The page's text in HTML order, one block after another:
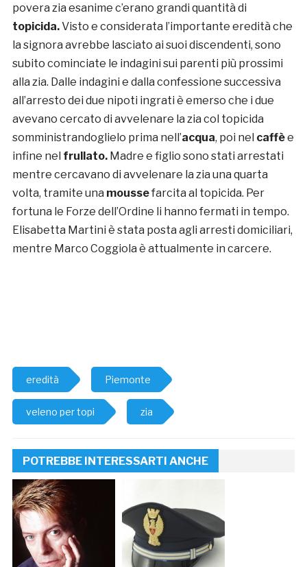
povera zia esanime c’erano grandi quantità di
topicida.Visto e considerata l’importante eredità che
la signora avrebbe lasciato ai suoi discendenti, sono
subito cominciate le indagini sui parenti più prossimi
alla zia. Dalle indagini e dalla confessione successiva
all’arresto dei due nipoti ingrati è emerso che i due
avevano cercato di avvelenare la zia col topicida
somministrandoglielo prima nell’acqua, poi nel caffèe
infine nel frullato.Madre e figlio sono stati arrestati
mentre cercavano di avvelenare la zia una quarta
volta, tramite una moussefarcita al topicida. Per
fortuna le Forze dell’Ordine li hanno fermati in tempo.
Elisabetta Martini è stata posta agli arresti domiciliari,
mentre Marco Coggiola è attualmente in carcere.
eredità Piemonte
veleno per topi zia
POTREBBE INTERESSARTI ANCHE